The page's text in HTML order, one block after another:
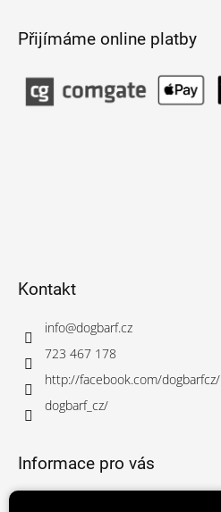
Přijímáme online platby
Kontakt
info@dogbarf.cz
723 467 178
http://facebook.com/dogbarfcz/
dogbarf_cz/
Informace pro vás